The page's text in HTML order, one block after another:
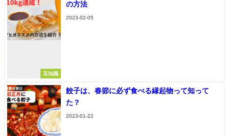
豆知識
の方法
2023-02-05
餃子は、春節に必ず食べる縁起物って知って
た？
2023-01-22